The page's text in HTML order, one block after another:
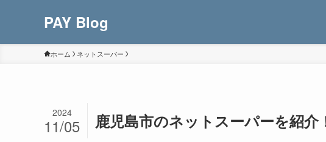
PAY Blog
ホーム ネットスーパー
鹿児島市のネットスーパーを紹
2024
11/05